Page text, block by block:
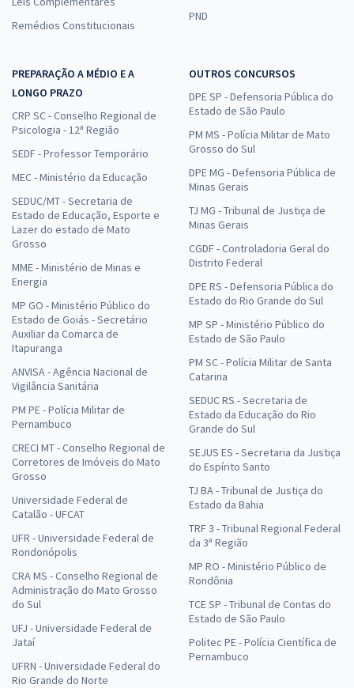
Remédios Constitucionais
PND
PREPARAÇÃO A MÉDIO E A
LONGO PRAZO
CRP SC - Conselho Regional de
Psicologia - 12ª Região
SEDF - Professor Temporário
MEC - Ministério da Educação
SEDUC/MT - Secretaria de
Estado de Educação, Esporte e
Lazer do estado de Mato
Grosso
MME - Ministério de Minas e
Energia
MP GO - Ministério Público do
Estado de Goiás - Secretário
Auxiliar da Comarca de
Itapuranga
ANVISA - Agência Nacional de
Vigilância Sanitária
PM PE - Polícia Militar de
Pernambuco
CRECI MT - Conselho Regional de
Corretores de Imóveis do Mato
Grosso
Universidade Federal de
Catalão - UFCAT
UFR - Universidade Federal de
Rondonópolis
CRA MS - Conselho Regional de
Administração do Mato Grosso
do Sul
UFJ - Universidade Federal de
Jataí
UFRN - Universidade Federal do
Rio Grande do Norte
OUTROS CONCURSOS
DPE SP - Defensoria Pública do
Estado de São Paulo
PM MS - Polícia Militar de Mato
Grosso do Sul
DPE MG - Defensoria Pública de
Minas Gerais
TJ MG - Tribunal de Justiça de
Minas Gerais
CGDF - Controladoria Geral do
Distrito Federal
DPE RS - Defensoria Pública do
Estado do Rio Grande do Sul
MP SP - Ministério Público do
Estado de São Paulo
PM SC - Polícia Militar de Santa
Catarina
SEDUC RS - Secretaria de
Estado da Educação do Rio
Grande do Sul
SEJUS ES - Secretaria da Justiça
do Espírito Santo
TJ BA - Tribunal de Justiça do
Estado da Bahia
TRF 3 - Tribunal Regional Federal
da 3ª Região
MP RO - Ministério Público de
Rondônia
TCE SP - Tribunal de Contas do
Estado de São Paulo
Politec PE - Polícia Científica de
Pernambuco